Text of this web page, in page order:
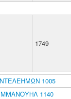
1749
1005
1140